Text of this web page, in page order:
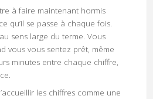
à faire maintenant hormis
qu’il se passe à chaque fois.
sens large du terme. Vous
vous vous sentez prêt, même
minutes entre chaque chiffre,
les chiffres comme une